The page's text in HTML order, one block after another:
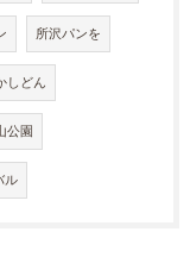
所沢パンを
しどん
公園
ル